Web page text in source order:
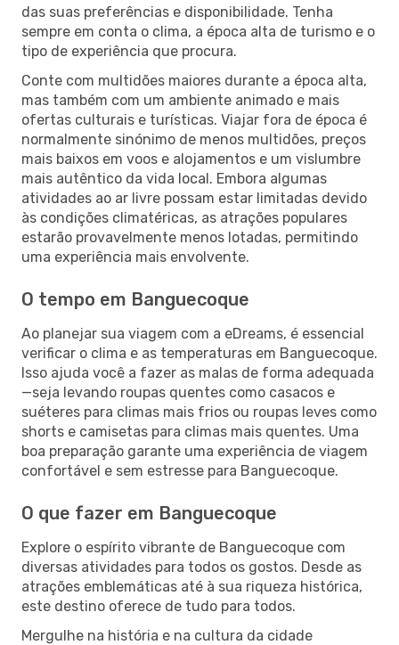
das suas preferências e disponibilidade. Tenha
sempre em conta o clima, a época alta de turismo e o
tipo de experiência que procura.
Conte com multidões maiores durante a época alta,
mas também com um ambiente animado e mais
ofertas culturais e turísticas. Viajar fora de época é
normalmente sinónimo de menos multidões, preços
mais baixos em voos e alojamentos e um vislumbre
mais autêntico da vida local. Embora algumas
atividades ao ar livre possam estar limitadas devido
às condições climatéricas, as atrações populares
estarão provavelmente menos lotadas, permitindo
uma experiência mais envolvente.
O tempo em Banguecoque
Ao planejar sua viagem com a eDreams, é essencial
verificar o clima e as temperaturas em Banguecoque.
Isso ajuda você a fazer as malas de forma adequada
—seja levando roupas quentes como casacos e
suéteres para climas mais frios ou roupas leves como
shorts e camisetas para climas mais quentes. Uma
boa preparação garante uma experiência de viagem
confortável e sem estresse para Banguecoque.
O que fazer em Banguecoque
Explore o espírito vibrante de Banguecoque com
diversas atividades para todos os gostos. Desde as
atrações emblemáticas até à sua riqueza histórica,
este destino oferece de tudo para todos.
Mergulhe na história e na cultura da cidade